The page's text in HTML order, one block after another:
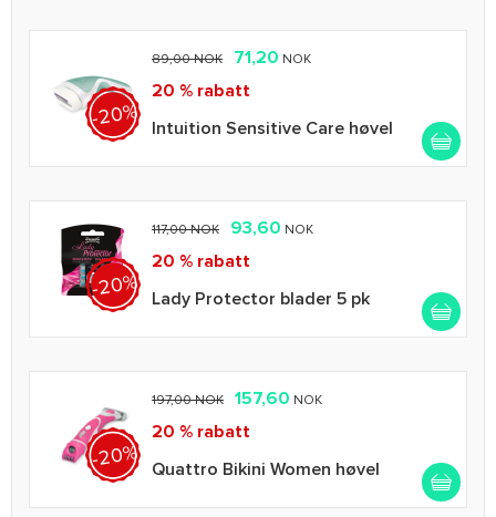
-20%
89,00 NOK 71,20 NOK
20 % rabatt
Intuition Sensitive Care høvel
-20%
117,00 NOK 93,60 NOK
20 % rabatt
Lady Protector blader 5 pk
-20%
197,00 NOK 157,60 NOK
20 % rabatt
Quattro Bikini Women høvel